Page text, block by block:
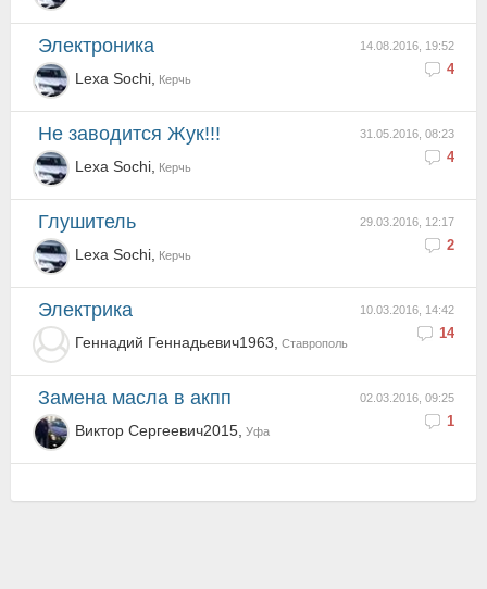
14.08.2016, 19:52
4
электроника
Lexa Sochi, Керчь
31.05.2016, 08:23
4
не заводится Жук!!!
Lexa Sochi, Керчь
29.03.2016, 12:17
2
глушитель
Lexa Sochi, Керчь
10.03.2016, 14:42
14
электрика
Геннадий Геннадьевич1963, Ставрополь
02.03.2016, 09:25
1
Замена масла в акпп
Виктор Сергеевич2015, Уфа